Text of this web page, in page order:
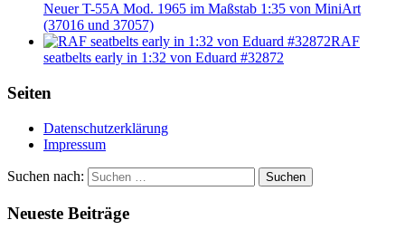
Neuer T-55A Mod. 1965 im Maßstab 1:35 von MiniArt
(37016 und 37057)
RAF
seatbelts early in 1:32 von Eduard #32872
Seiten
Datenschutzerklärung
Impressum
Suchen nach: Suchen
Neueste Beiträge